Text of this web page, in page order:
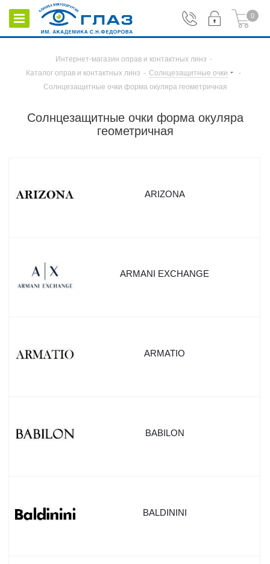
0
Интернет-магазин оправ и контактных линз -
Каталог оправ и контактных линз - Солнцезащитные очки
-
Солнцезащитные очки форма окуляра геометричная
Солнцезащитные очки форма окуляра
геометричная
ARIZONA
ARMANI EXCHANGE
ARMATIO
BABILON
BALDININI